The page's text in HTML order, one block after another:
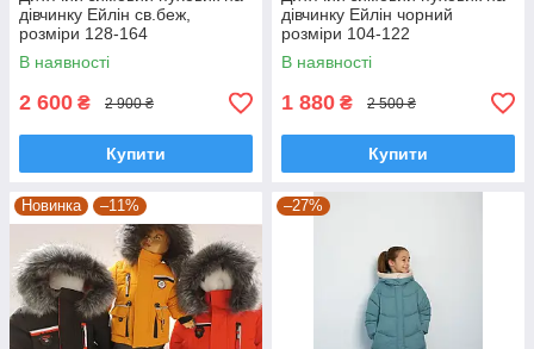
дівчинку Ейлін св.беж,
розміри 128-164
В наявності
2 600 ₴ 2 900 ₴
Купити
дівчинку Ейлін чорний
розміри 104-122
В наявності
1 880 ₴ 2 500 ₴
Купити
Новинка –11% –27%